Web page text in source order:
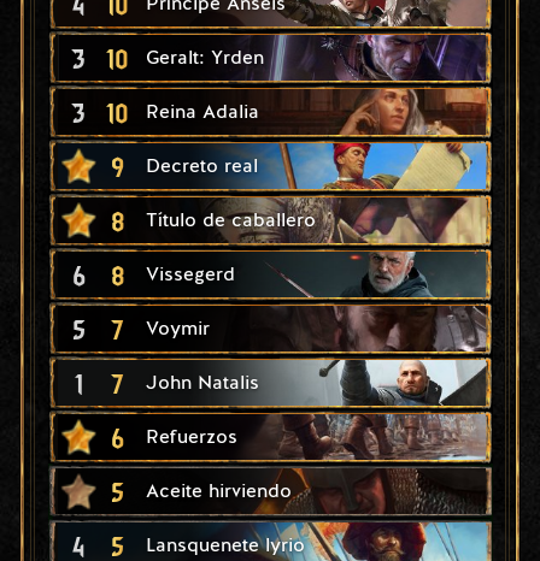
Príncipe Anséis
3 10 Geralt: Yrden
3 10 Reina Adalia
9 Decreto real
8 Título de caballero
6 8 Vissegerd
5 7 Voymir
1 7 John Natalis
6 Refuerzos
5 Aceite hirviendo
4 5 Lansquenete lyrio